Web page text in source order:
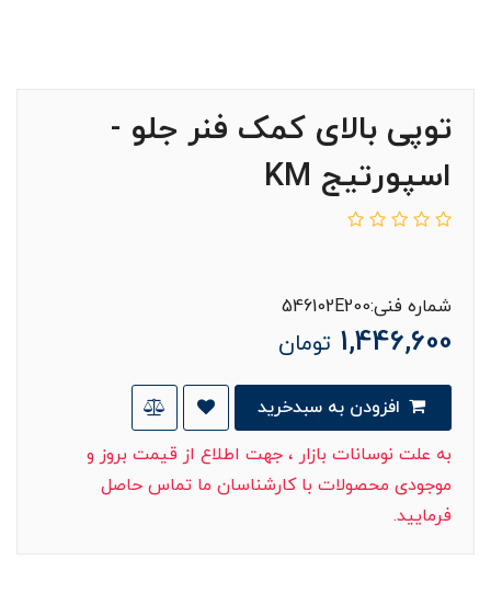
توپی بالای کمک فنر جلو -
اسپورتیج KM
شماره فنی:546102E200
1,446,600 تومان
به علت نوسانات بازار ، جهت اطلاع از قیمت بروز و
موجودی محصولات با کارشناسان ما تماس حاصل
فرمایید.